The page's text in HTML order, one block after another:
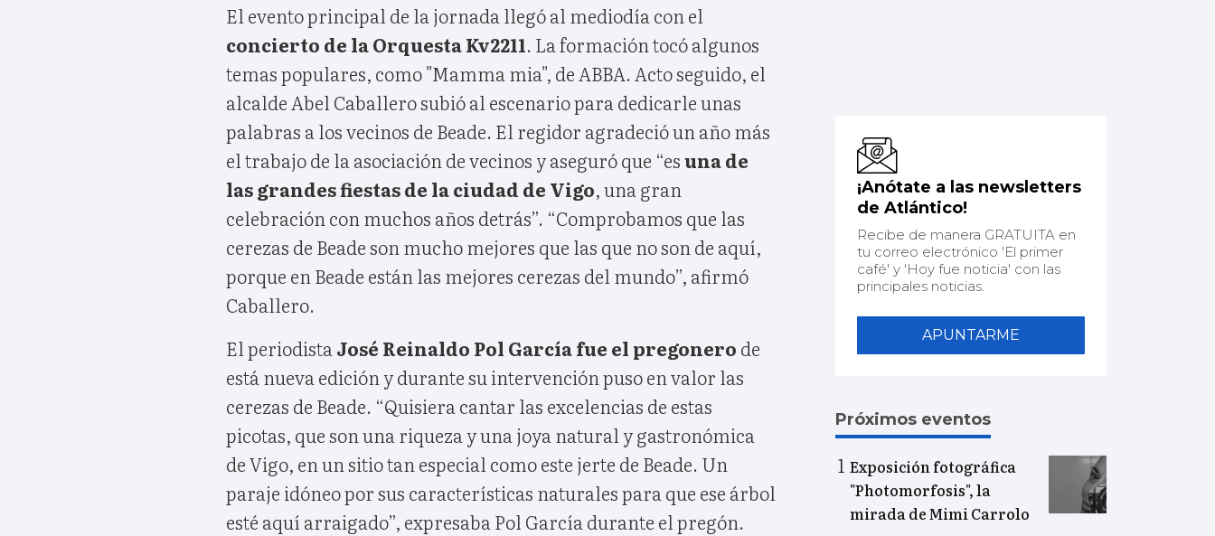
El evento principal de la jornada llegó al mediodía con el
concierto de la Orquesta Kv2211. La formación tocó algunos
temas populares, como "Mamma mia", de ABBA. Acto seguido, el
alcalde Abel Caballero subió al escenario para dedicarle unas
palabras a los vecinos de Beade. El regidor agradeció un año más
el trabajo de la asociación de vecinos y aseguró que “esuna de
las grandes fiestas de la ciudad de Vigo, una gran
celebración con muchos años detrás”. “Comprobamos que las
cerezas de Beade son mucho mejores que las que no son de aquí,
porque en Beade están las mejores cerezas del mundo”, afirmó
Caballero.
El periodista José Reinaldo Pol García fue el pregonero de
está nueva edición y durante su intervención puso en valor las
cerezas de Beade. “Quisiera cantar las excelencias de estas
picotas, que son una riqueza y una joya natural y gastronómica
de Vigo, en un sitio tan especial como este jerte de Beade. Un
paraje idóneo por sus características naturales para que ese árbol
esté aquí arraigado”, expresaba Pol García durante el pregón.
¡Anótate a las newsletters
de Atlántico!
Recibe de manera GRATUITA en
tu correo electrónico 'El primer
café' y 'Hoy fue noticia' con las
principales noticias.
APUNTARME
Próximos eventos
Exposición fotográfica
"Photomorfosis", la
mirada de Mimi Carrolo